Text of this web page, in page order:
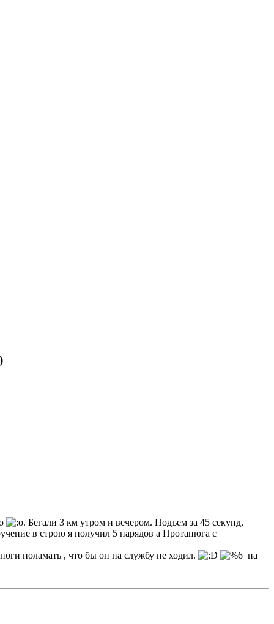
. Бегали 3 км утром и вечером. Подъем за 45 секунд,
в строю я получил 5 нарядов а Протанюга с
поламать , что бы он на службу не ходил. на